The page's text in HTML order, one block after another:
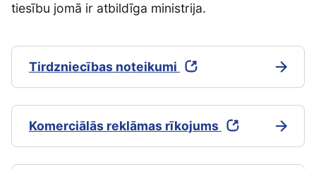
tiesību jomā ir atbildīga ministrija.
Tirdzniecības noteikumi
Komerciālās reklāmas rīkojums